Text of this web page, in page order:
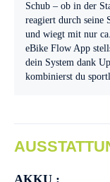
Schub – ob in der
reagiert durch seine
und wiegt mit nur
eBike Flow App
dein System dank
kombinierst du